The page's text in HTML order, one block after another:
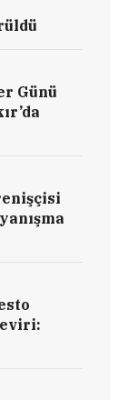
Günü